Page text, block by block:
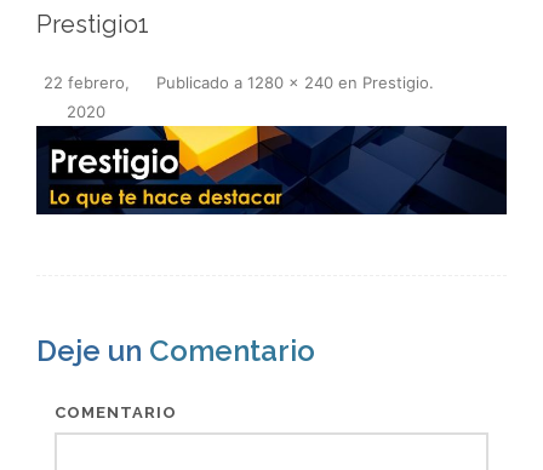
Prestigio1
Publicado
22 febrero,
2020
a 1280 × 240 en Prestigio.
Deje un Comentario
COMENTARIO